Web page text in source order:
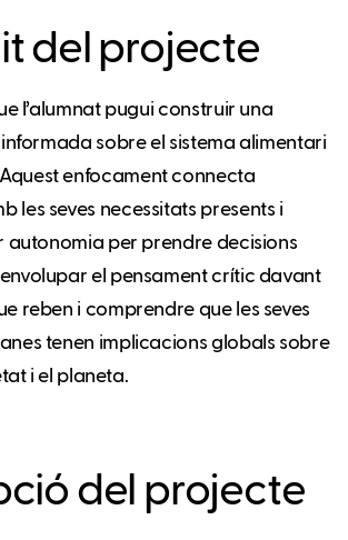
del projecte
l’alumnat pugui construir una
sobre el sistema alimentari
enfocament connecta
les seves necessitats presents i
autonomia per prendre decisions
el pensament crític davant
reben i comprendre que les seves
tenen implicacions globals sobre
i el planeta.
del projecte